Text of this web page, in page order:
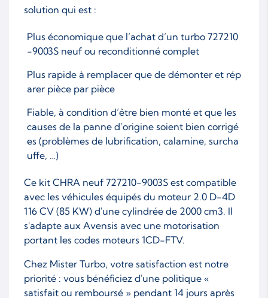
solution qui est :
Plus économique que l’achat d’un turbo 727210
-9003S neuf ou reconditionné complet
Plus rapide à remplacer que de démonter et rép
arer pièce par pièce
Fiable, à condition d’être bien monté et que les
causes de la panne d’origine soient bien corrigé
es (problèmes de lubrification, calamine, surcha
uffe, …)
Ce kit CHRA neuf 727210-9003S est compatible
avec les véhicules équipés du moteur 2.0 D-4D
116 CV (85 KW) d'une cylindrée de 2000 cm3. Il
s'adapte aux Avensis avec une motorisation
portant les codes moteurs 1CD-FTV.
Chez Mister Turbo, votre satisfaction est notre
priorité : vous bénéficiez d'une politique «
satisfait ou remboursé » pendant 14 jours après